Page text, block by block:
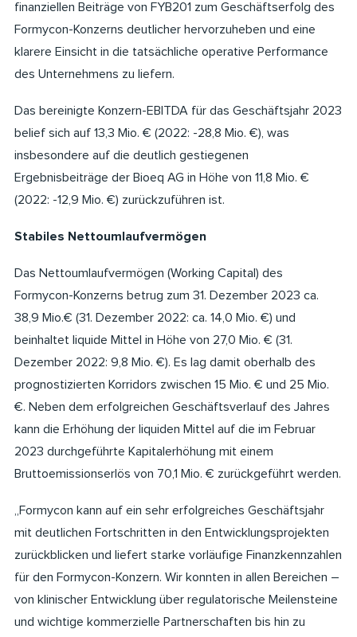
finanziellen Beiträge von FYB201 zum Geschäftserfolg des
Formycon-Konzerns deutlicher hervorzuheben und eine
klarere Einsicht in die tatsächliche operative Performance
des Unternehmens zu liefern.
Das bereinigte Konzern-EBITDA für das Geschäftsjahr 2023
belief sich auf 13,3 Mio. € (2022: -28,8 Mio. €), was
insbesondere auf die deutlich gestiegenen
Ergebnisbeiträge der Bioeq AG in Höhe von 11,8 Mio. €
(2022: -12,9 Mio. €) zurückzuführen ist.
Stabiles Nettoumlaufvermögen
Das Nettoumlaufvermögen (Working Capital) des
Formycon-Konzerns betrug zum 31. Dezember 2023 ca.
38,9 Mio.€ (31. Dezember 2022: ca. 14,0 Mio. €) und
beinhaltet liquide Mittel in Höhe von 27,0 Mio. € (31.
Dezember 2022: 9,8 Mio. €). Es lag damit oberhalb des
prognostizierten Korridors zwischen 15 Mio. € und 25 Mio.
€. Neben dem erfolgreichen Geschäftsverlauf des Jahres
kann die Erhöhung der liquiden Mittel auf die im Februar
2023 durchgeführte Kapitalerhöhung mit einem
Bruttoemissionserlös von 70,1 Mio. € zurückgeführt werden.
„Formycon kann auf ein sehr erfolgreiches Geschäftsjahr
mit deutlichen Fortschritten in den Entwicklungsprojekten
zurückblicken und liefert starke vorläufige Finanzkennzahlen
für den Formycon-Konzern. Wir konnten in allen Bereichen –
von klinischer Entwicklung über regulatorische Meilensteine
und wichtige kommerzielle Partnerschaften bis hin zu